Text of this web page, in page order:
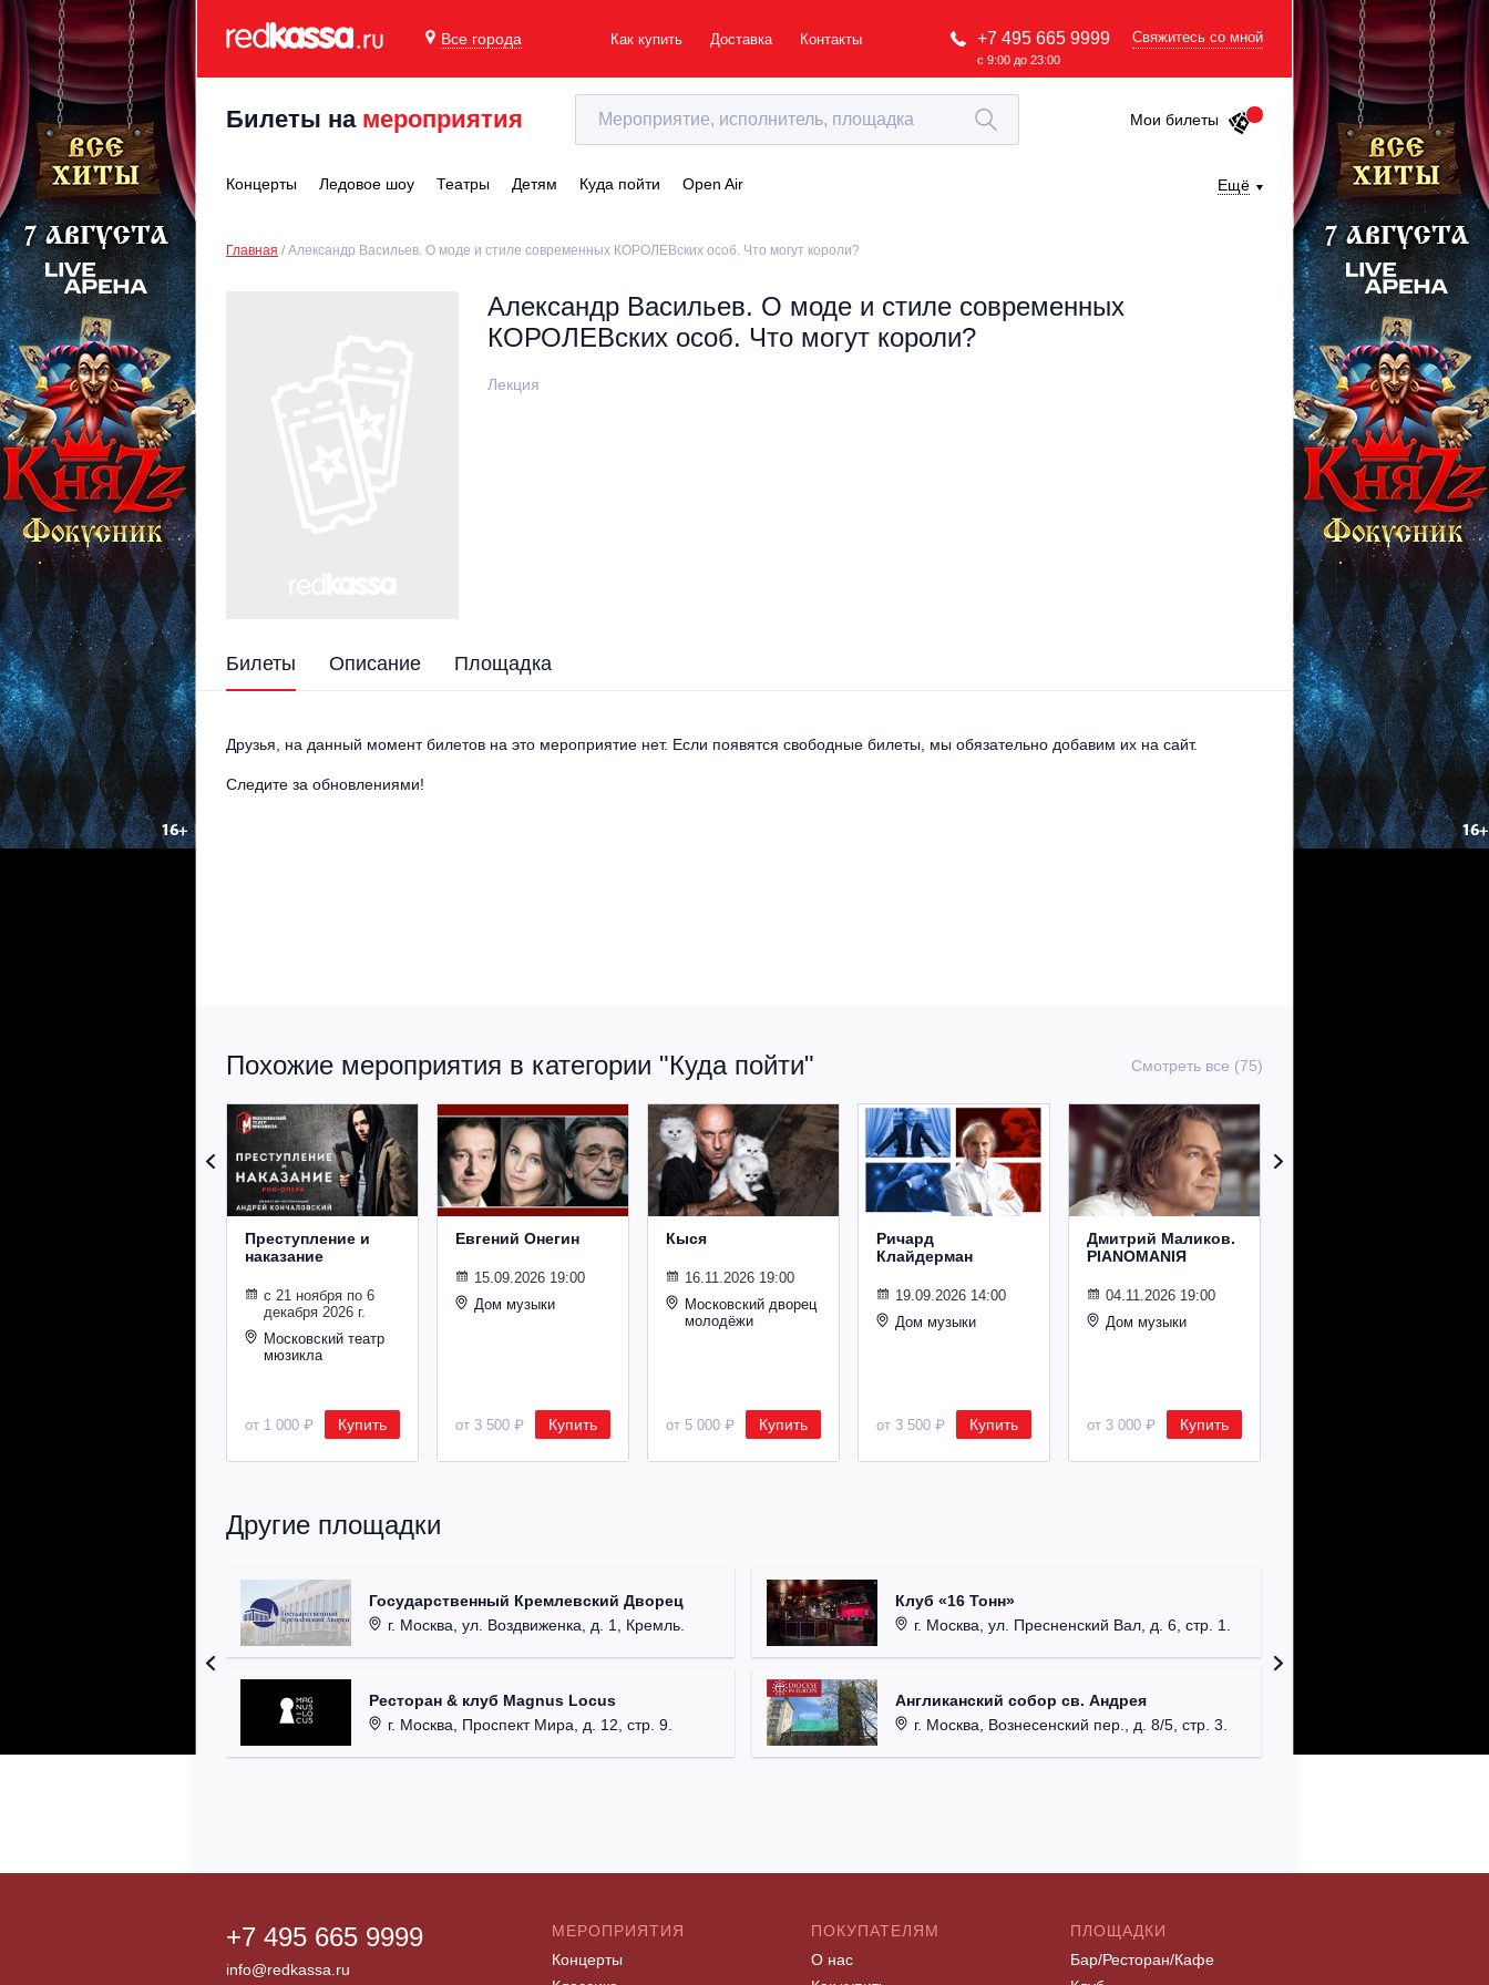
Все города Как купить Доставка Контакты +7 495 665 9999
с 9:00 до 23:00
Свяжитесь со мной
Билеты на мероприятия Мои билеты
Концерты Ледовое шоу Театры Детям Куда пойти Open Air Ещё
Главная Александр Васильев. О моде и стиле современных КОРОЛЕВских особ. Что могут короли?
Александр Васильев. О моде и стиле современных
КОРОЛЕВских особ. Что могут короли?
Лекция
Билеты Описание Площадка
Друзья, на данный момент билетов на это мероприятие нет. Если появятся свободные билеты, мы обязательно добавим их на сайт.
Следите за обновлениями!
Похожие мероприятия в категории "Куда пойти" Смотреть все (75)
Преступление и
наказание
с 21 ноября по 6
декабря 2026 г.
Московский театр
мюзикла
от 1 000 ₽ Купить
Евгений Онегин
15.09.2026 19:00
Дом музыки
от 3 500 ₽ Купить
Кыся
16.11.2026 19:00
Московский дворец
молодёжи
от 5 000 ₽ Купить
Ричард
Клайдерман
19.09.2026 14:00
Дом музыки
от 3 500 ₽ Купить
Дмитрий Маликов.
PIANOMANIЯ
04.11.2026 19:00
Дом музыки
от 3 000 ₽ Купить
Другие площадки
Государственный Кремлевский Дворец
г. Москва, ул. Воздвиженка, д. 1, Кремль.
Ресторан & клуб Magnus Locus
г. Москва, Проспект Мира, д. 12, стр. 9.
Клуб «16 Тонн»
г. Москва, ул. Пресненский Вал, д. 6, стр. 1.
Англиканский собор св. Андрея
г. Москва, Вознесенский пер., д. 8/5, стр. 3.
+7 495 665 9999
info@redkassa.ru
МЕРОПРИЯТИЯ
Концерты
ПОКУПАТЕЛЯМ
О нас
ПЛОЩАДКИ
Бар/Ресторан/Кафе